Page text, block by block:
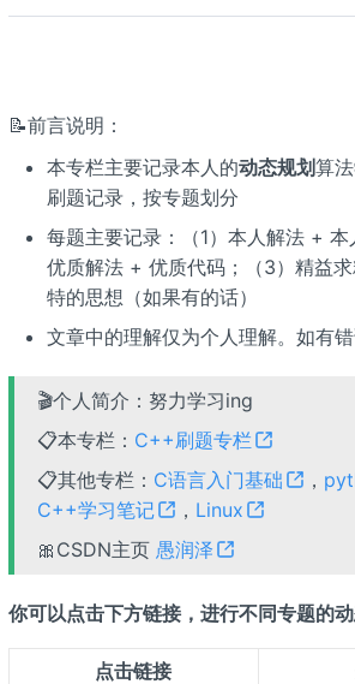
📝前言说明：
本专栏主要记录本人的动态规划算
刷题记录，按专题划分
每题主要记录：（1）本人解法 + 本
优质解法 + 优质代码；（3）精益
特的思想（如果有的话）
文章中的理解仅为个人理解。如有
🎬个人简介：努力学习ing
📋本专栏： C++刷题专栏
📋其他专栏： C语言入门基础 ，
C++学习笔记
， Linux
🎀CSDN主页 愚润泽
你可以点击下方链接，进行不同专题的
点击链接